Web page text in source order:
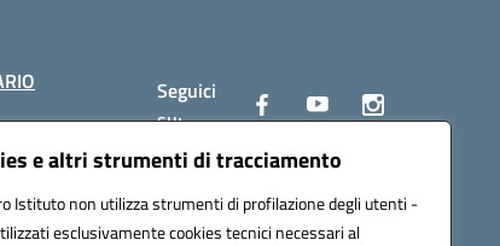
e altri strumenti di tracciamento
Istituto non utilizza strumenti di profilazione degli utenti -
esclusivamente cookies tecnici necessari al
Seguici
su: